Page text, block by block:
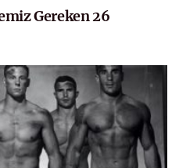
Gereken 26